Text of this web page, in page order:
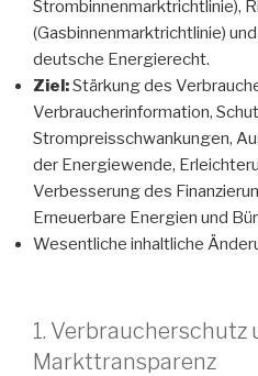
Strombinnenmarktrichtlinie),
(Gasbinnenmarktrichtlinie)
deutsche Energierecht.
Ziel:Stärkung des
Verbraucherinformation,
Strompreisschwankungen,
der Energiewende,
Verbesserung des
Erneuerbare Energien und
Wesentliche inhaltliche
1. Verbraucherschutz
Markttransparenz